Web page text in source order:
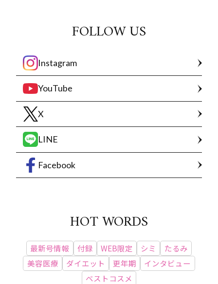
FOLLOW US
Instagram
YouTube
X
LINE
Facebook
HOT WORDS
最新号情報 付録 WEB限定 シミ
たるみ
美容医療
ダイエット 更年期
インタビュー
ベストコスメ